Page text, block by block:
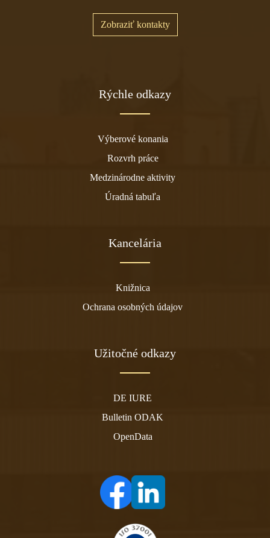
Zobraziť kontakty
Rýchle odkazy
Výberové konania
Rozvrh práce
Medzinárodne aktivity
Úradná tabuľa
Kancelária
Knižnica
Ochrana osobných údajov
Užitočné odkazy
DE IURE
Bulletin ODAK
OpenData
(otvára sa v novom tabe)
(otvára sa v novom tabe)